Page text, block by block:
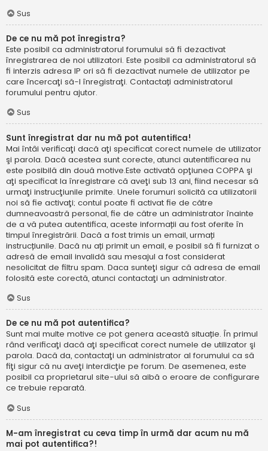
Sus
De ce nu mă pot înregistra?
Este posibil ca administratorul forumului să fi dezactivat
înregistrarea de noi utilizatori. Este posibil ca administratorul să
fi interzis adresa IP ori să fi dezactivat numele de utilizator pe
care încercaţi să-l înregistraţi. Contactați administratorul
forumului pentru ajutor.
Sus
Sunt înregistrat dar nu mă pot autentifica!
Mai întâi verificaţi dacă aţi specificat corect numele de utilizator
şi parola. Dacă acestea sunt corecte, atunci autentificarea nu
este posibilă din două motive.Este activată opţiunea COPPA şi
aţi specificat la înregistrare că aveţi sub 13 ani, fiind necesar să
urmaţi instrucţiunile primite. Unele forumuri solicită ca utilizatorii
noi să fie activaţi; contul poate fi activat fie de către
dumneavoastră personal, fie de către un administrator înainte
de a vă putea autentifica, aceste informații au fost oferite în
timpul înregistrării. Dacă a fost trimis un email, urmați
instrucțiunile. Dacă nu ați primit un email, e posibil să fi furnizat o
adresă de email invalidă sau mesajul a fost considerat
nesolicitat de filtru spam. Daca sunteţi sigur că adresa de email
folosită este corectă, atunci contactaţi un administrator.
Sus
De ce nu mă pot autentifica?
Sunt mai multe motive ce pot genera această situație. În primul
rând verificaţi dacă aţi specificat corect numele de utilizator şi
parola. Dacă da, contactaţi un administrator al forumului ca să
fiţi sigur că nu aveţi interdicţie pe forum. De asemenea, este
posibil ca proprietarul site-ului să aibă o eroare de configurare
ce trebuie reparată.
Sus
M-am înregistrat cu ceva timp în urmă dar acum nu mă
mai pot autentifica?!